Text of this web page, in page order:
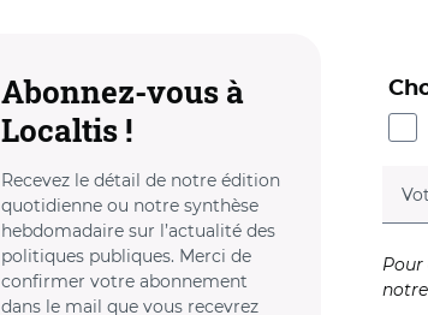
Abonnez-vous à
Localtis !
Recevez le détail de notre édition
quotidienne ou notre synthèse
hebdomadaire sur l’actualité des
politiques publiques. Merci de
confirmer votre abonnement
dans le mail que vous recevrez
Pour
notre